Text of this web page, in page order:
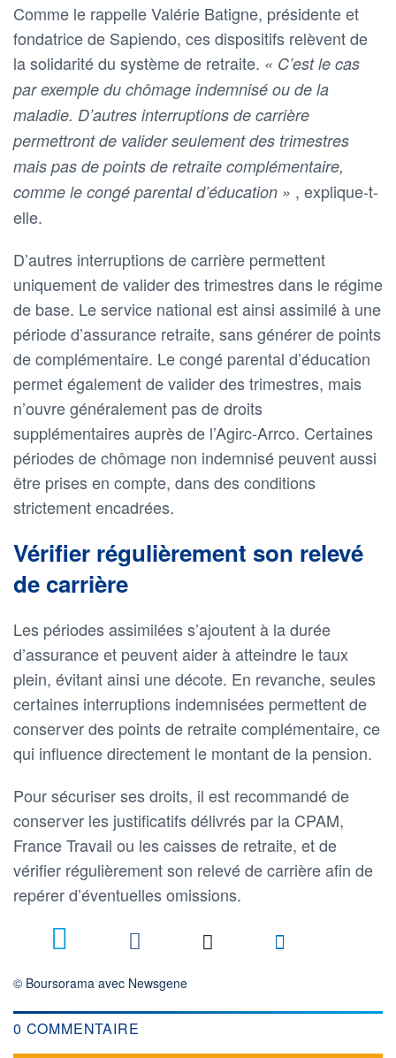
Comme le rappelle Valérie Batigne, présidente et
fondatrice de Sapiendo, ces dispositifs relèvent de
la solidarité du système de retraite. « C’est le cas
par exemple du chômage indemnisé ou de la
maladie. D’autres interruptions de carrière
permettront de valider seulement des trimestres
mais pas de points de retraite complémentaire,
comme le congé parental d’éducation » , explique-t-
elle.
D’autres interruptions de carrière permettent
uniquement de valider des trimestres dans le régime
de base. Le service national est ainsi assimilé à une
période d’assurance retraite, sans générer de points
de complémentaire. Le congé parental d’éducation
permet également de valider des trimestres, mais
n’ouvre généralement pas de droits
supplémentaires auprès de l’Agirc-Arrco. Certaines
périodes de chômage non indemnisé peuvent aussi
être prises en compte, dans des conditions
strictement encadrées.
Vérifier régulièrement son relevé
de carrière
Les périodes assimilées s’ajoutent à la durée
d’assurance et peuvent aider à atteindre le taux
plein, évitant ainsi une décote. En revanche, seules
certaines interruptions indemnisées permettent de
conserver des points de retraite complémentaire, ce
qui influence directement le montant de la pension.
Pour sécuriser ses droits, il est recommandé de
conserver les justificatifs délivrés par la CPAM,
France Travail ou les caisses de retraite, et de
vérifier régulièrement son relevé de carrière afin de
repérer d’éventuelles omissions.
© Boursorama avec Newsgene
0 COMMENTAIRE